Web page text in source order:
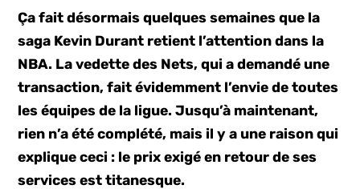
Ça fait désormais quelques semaines que la
saga Kevin Durant retient l’attention dans la
NBA. La vedette des Nets, qui a demandé une
transaction, fait évidemment l’envie de toutes
les équipes de la ligue. Jusqu’à maintenant,
rien n’a été complété, mais il y a une raison qui
explique ceci : le prix exigé en retour de ses
services est titanesque.